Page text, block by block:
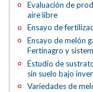
Evaluación de
aire libre
Ensayo de
Ensayo de melón
Fertinagro y
Estudio de
sin suelo bajo
Variedades de